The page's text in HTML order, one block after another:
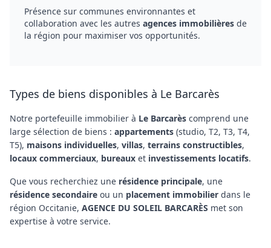
Présence sur communes environnantes et
collaboration avec les autres agences immobilières de
la région pour maximiser vos opportunités.
Types de biens disponibles à Le Barcarès
Notre portefeuille immobilier à Le Barcarès comprend une
large sélection de biens : appartements (studio, T2, T3, T4,
T5), maisons individuelles, villas, terrains constructibles,
locaux commerciaux, bureaux et investissements locatifs.
Que vous recherchiez une résidence principale, une
résidence secondaire ou un placement immobilier dans le
région Occitanie, AGENCE DU SOLEIL BARCARÈS met son
expertise à votre service.